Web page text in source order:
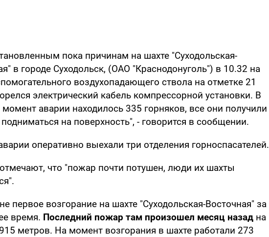
пока причинам на шахте "Суходольская-
в городе Суходольск, (ОАО "Краснодонуголь") в 10.32 на
воздухопадающего ствола на отметке 21
электрический кабель компрессорной установки. В
момент аварии находилось 335 горняков, все они получили
на поверхность", - говорится в сообщении.
оперативно выехали три отделения горноспасателей.
что "пожар почти потушен, люди их шахты
первое возгорание на шахте "Суходольская-Восточная" за
время. Последний пожар там произошел месяц назад на
метров. На момент возгорания в шахте работали 273